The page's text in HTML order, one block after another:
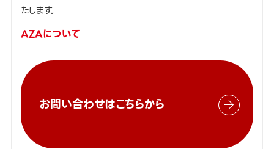
たします。
AZAについて
お問い合わせはこちらから